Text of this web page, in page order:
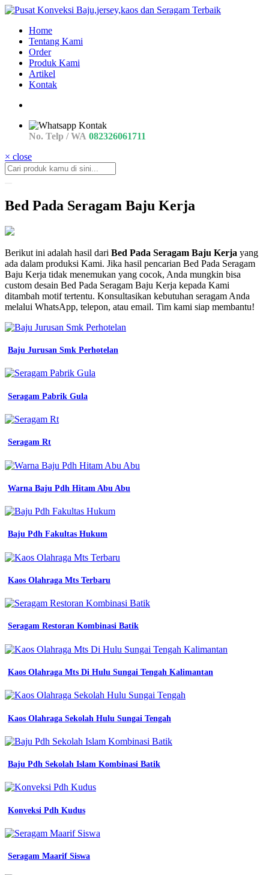
Home
Tentang Kami
Order
Produk Kami
Artikel
Kontak
No. Telp / WA 082326061711
× close
Bed Pada Seragam Baju Kerja
contoh
Bawahan
Yg
Cocok
Untuk
Baju
Kerja
baju
kerja
dengan
gambar
aturan
pemasangan
atribut
baju
almet
kepanjangan
baju
traning
putih
perumperindo
id
seragam
pekerja
pabrik
dari
baju
kerja
ke
workwear
terbaru
lengkap
pppk
2024
logotipo
de
pakaian
pada
baju
jual
Berikut ini adalah hasil dari Bed Pada Seragam Baju Kerja yang
ada dalam produksi Kami. Jika hasil pencarian Bed Pada Seragam
Baju Kerja tidak menemukan yang cocok, Anda mungkin bisa
custom desain Bed Pada Seragam Baju Kerja kepada Kami
ditambah motif tertentu. Konsultasikan kebutuhan seragam Anda
melalui WhatsApp, telepon, atau email. Tim kami siap membantu!
Baju Jurusan Smk Perhotelan
Seragam Pabrik Gula
Seragam Rt
Warna Baju Pdh Hitam Abu Abu
Baju Pdh Fakultas Hukum
Kaos Olahraga Mts Terbaru
Seragam Restoran Kombinasi Batik
Kaos Olahraga Mts Di Hulu Sungai Tengah Kalimantan
Kaos Olahraga Sekolah Hulu Sungai Tengah
Baju Pdh Sekolah Islam Kombinasi Batik
Konveksi Pdh Kudus
Seragam Maarif Siswa